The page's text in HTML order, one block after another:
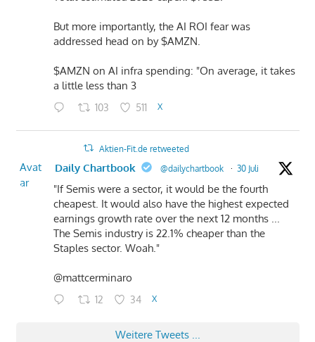
But more importantly, the AI ROI fear was
addressed head on by $AMZN.
$AMZN on AI infra spending: "On average, it takes
a little less than 3
103 511 X
Aktien-Fit.de retweeted
Avat
ar
Daily Chartbook @dailychartbook · 30 Juli
"If Semis were a sector, it would be the fourth
cheapest. It would also have the highest expected
earnings growth rate over the next 12 months ...
The Semis industry is 22.1% cheaper than the
Staples sector. Woah."
@mattcerminaro
12 34 X
Weitere Tweets ...